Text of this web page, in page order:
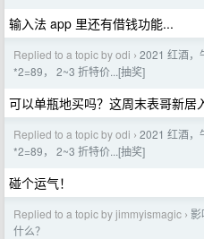
输入法 app 里还有借钱功能...
Replied to a topic by odi › 2021 红酒，
*2=89， 2~3 折特价...[抽奖]
可以单瓶地买吗？这周末表哥新居
Replied to a topic by odi › 2021 红酒，
*2=89， 2~3 折特价...[抽奖]
碰个运气！
Replied to a topic by jimmyismagic › 影
什么？